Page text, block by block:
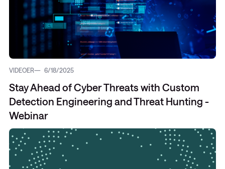
VIDEOER 6/18/2025
Stay Ahead of Cyber Threats with Custom
Detection Engineering and Threat Hunting -
Webinar